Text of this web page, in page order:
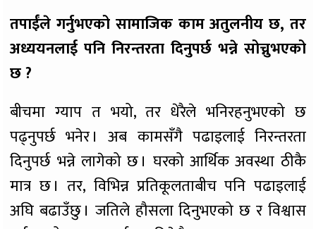
तपाईंले गर्नुभएको सामाजिक काम अतुलनीय छ, तर
अध्ययनलाई पनि निरन्तरता दिनुपर्छ भन्ने सोच्नुभएको
छ ?
बीचमा ग्याप त भयो, तर धेरैले भनिरहनुभएको छ
पढ्नुपर्छ भनेर । अब कामसँगै पढाइलाई निरन्तरता
दिनुपर्छ भन्ने लागेको छ । घरको आर्थिक अवस्था ठीकै
मात्र छ । तर, विभिन्न प्रतिकूलताबीच पनि पढाइलाई
अघि बढाउँछु । जतिले हौसला दिनुभएको छ र विश्वास